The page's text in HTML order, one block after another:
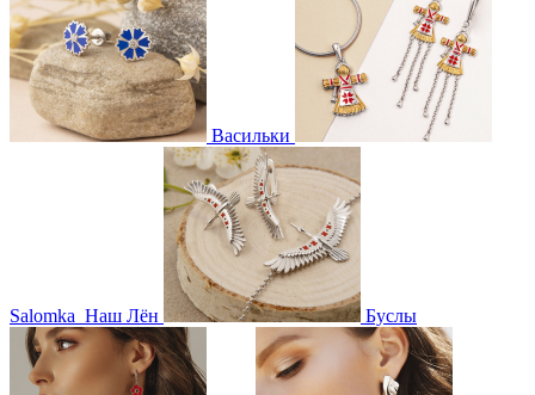
Васильки
Salomka Наш Лён Буслы